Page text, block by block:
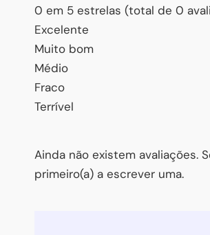
0 em 5 estrelas (total de 0
Excelente
Muito bom
Médio
Fraco
Terrível
Ainda não existem avaliações.
primeiro(a) a escrever uma.